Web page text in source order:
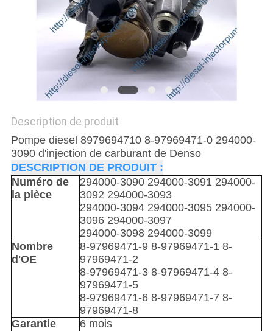
POLITIQUE
DE
CONFIDENTIALITÉ
Description de produit
Pompe diesel 8979694710 8-97969471-0 294000-
3090 d'injection de carburant de Denso
DESCRIPTION DE PRODUIT :
Numéro de
la pièce
294000-3090 294000-3091 294000-
3092 294000-3093
294000-3094 294000-3095 294000-
3096 294000-3097
294000-3098 294000-3099
Nombre
d'OE
8-97969471-98-97969471-1 8-
97969471-2
8-97969471-3 8-97969471-4 8-
97969471-5
8-97969471-6 8-97969471-7 8-
97969471-8
Garantie
6 mois